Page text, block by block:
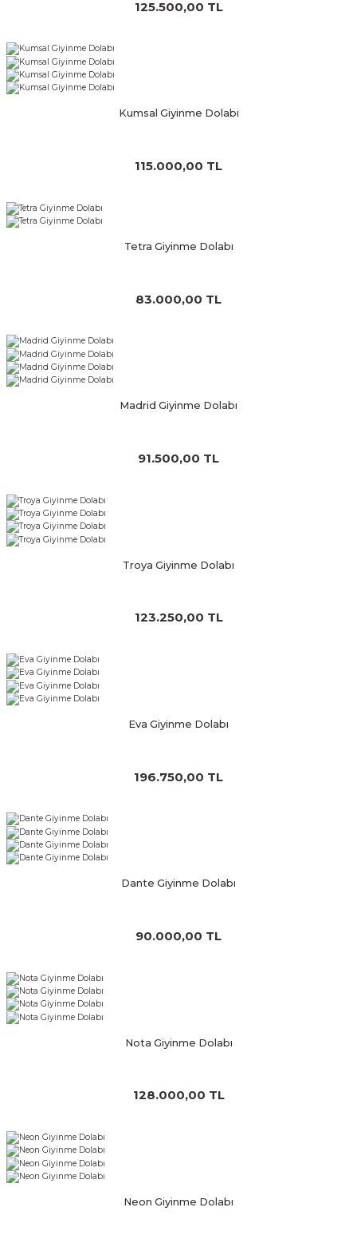
125.500,00 TL
Kumsal Giyinme Dolabı
115.000,00 TL
Tetra Giyinme Dolabı
83.000,00 TL
Madrid Giyinme Dolabı
91.500,00 TL
Troya Giyinme Dolabı
123.250,00 TL
Eva Giyinme Dolabı
196.750,00 TL
Dante Giyinme Dolabı
90.000,00 TL
Nota Giyinme Dolabı
128.000,00 TL
Neon Giyinme Dolabı